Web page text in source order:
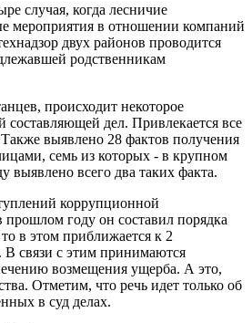
случая, когда лесничие
мероприятия в отношении компаний
двух районов проводится
родственникам
происходит некоторое
составляющей дел. Привлекается все
выявлено 28 фактов получения
семь из которых - в крупном
выявлено всего два таких факта.
коррупционной
прошлом году он составил порядка
в этом приближается к 2
связи с этим принимаются
возмещения ущерба. А это,
Отметим, что речь идет только об
в суд делах.